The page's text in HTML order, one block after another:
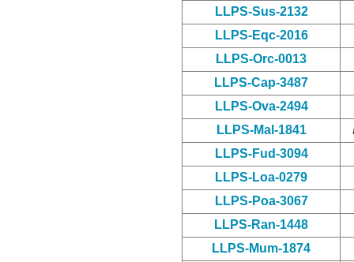
LLPS-Sus-2132
LLPS-Eqc-2016
LLPS-Orc-0013
LLPS-Cap-3487
LLPS-Ova-2494
LLPS-Mal-1841
LLPS-Fud-3094
LLPS-Loa-0279
LLPS-Poa-3067
LLPS-Ran-1448
LLPS-Mum-1874